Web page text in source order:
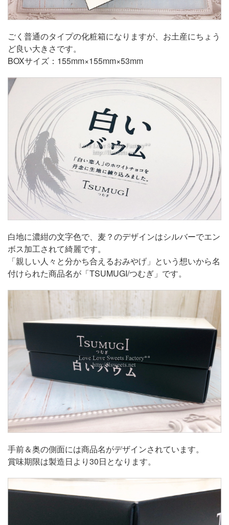
ごく普通のタイプの化粧箱になりますが、お土産にちょう
ど良い大きさです。
BOXサイズ：155mm×155mm×53mm
白地に濃紺の文字色で、麦？のデザインはシルバーでエン
ボス加工されて綺麗です。
「親しい人々と分かち合えるおみやげ」という想いから名
付けられた商品名が「TSUMUGI/つむぎ」です。
手前＆奥の側面には商品名がデザインされています。
賞味期限は製造日より30日となります。